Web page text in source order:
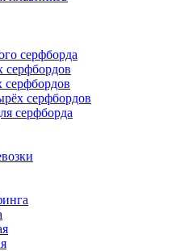
серфборда
серфбордов
серфбордов
серфбордов
серфборда